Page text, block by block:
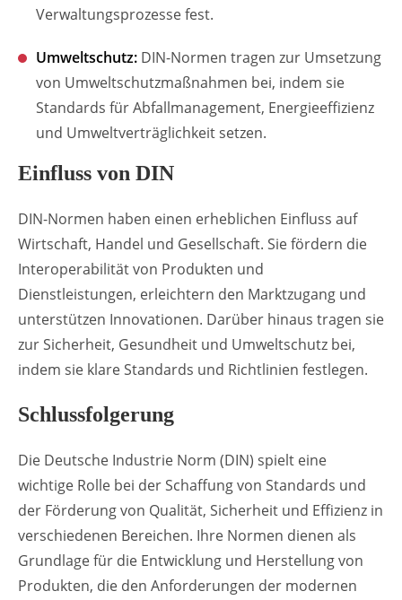
Verwaltungsprozesse fest.
Umweltschutz: DIN-Normen tragen zur Umsetzung
von Umweltschutzmaßnahmen bei, indem sie
Standards für Abfallmanagement, Energieeffizienz
und Umweltverträglichkeit setzen.
Einfluss von DIN
DIN-Normen haben einen erheblichen Einfluss auf
Wirtschaft, Handel und Gesellschaft. Sie fördern die
Interoperabilität von Produkten und
Dienstleistungen, erleichtern den Marktzugang und
unterstützen Innovationen. Darüber hinaus tragen sie
zur Sicherheit, Gesundheit und Umweltschutz bei,
indem sie klare Standards und Richtlinien festlegen.
Schlussfolgerung
Die Deutsche Industrie Norm (DIN) spielt eine
wichtige Rolle bei der Schaffung von Standards und
der Förderung von Qualität, Sicherheit und Effizienz in
verschiedenen Bereichen. Ihre Normen dienen als
Grundlage für die Entwicklung und Herstellung von
Produkten, die den Anforderungen der modernen